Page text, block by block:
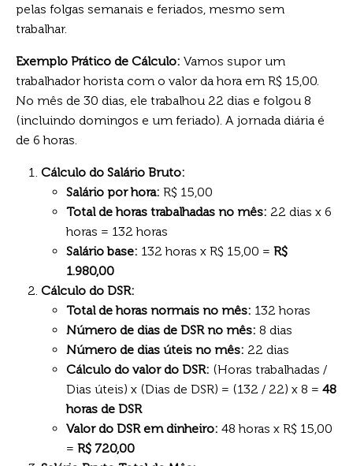
pelas folgas semanais e feriados, mesmo sem
trabalhar.
Exemplo Prático de Cálculo: Vamos supor um
trabalhador horista com o valor da hora em R$ 15,00.
No mês de 30 dias, ele trabalhou 22 dias e folgou 8
(incluindo domingos e um feriado). A jornada diária é
de 6 horas.
Cálculo do Salário Bruto:
Salário por hora: R$ 15,00
Total de horas trabalhadas no mês: 22 dias x 6
horas = 132 horas
Salário base: 132 horas x R$ 15,00 = R$
1.980,00
Cálculo do DSR:
Total de horas normais no mês: 132 horas
Número de dias de DSR no mês: 8 dias
Número de dias úteis no mês: 22 dias
Cálculo do valor do DSR: (Horas trabalhadas /
Dias úteis) x (Dias de DSR) = (132 / 22) x 8 = 48
horas de DSR
Valor do DSR em dinheiro: 48 horas x R$ 15,00
= R$ 720,00